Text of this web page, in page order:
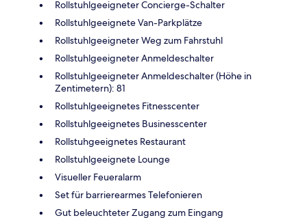
Rollstuhlgeeigneter Concierge-Schalter
Rollstuhlgeeignete Van-Parkplätze
Rollstuhlgeeigneter Weg zum Fahrstuhl
Rollstuhlgeeigneter Anmeldeschalter
Rollstuhlgeeigneter Anmeldeschalter (Höhe in
Zentimetern): 81
Rollstuhlgeeignetes Fitnesscenter
Rollstuhlgeeignetes Businesscenter
Rollstuhgeeignetes Restaurant
Rollstuhlgeeignete Lounge
Visueller Feueralarm
Set für barrierearmes Telefonieren
Gut beleuchteter Zugang zum Eingang